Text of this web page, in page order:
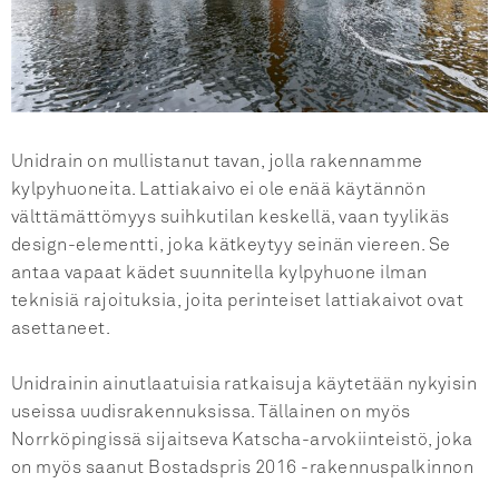
Unidrain on mullistanut tavan, jolla rakennamme
kylpyhuoneita. Lattiakaivo ei ole enää käytännön
välttämättömyys suihkutilan keskellä, vaan tyylikäs
design-elementti, joka kätkeytyy seinän viereen. Se
antaa vapaat kädet suunnitella kylpyhuone ilman
teknisiä rajoituksia, joita perinteiset lattiakaivot ovat
asettaneet.
Unidrainin ainutlaatuisia ratkaisuja käytetään nykyisin
useissa uudisrakennuksissa. Tällainen on myös
Norrköpingissä sijaitseva Katscha-arvokiinteistö, joka
on myös saanut Bostadspris 2016 -rakennuspalkinnon